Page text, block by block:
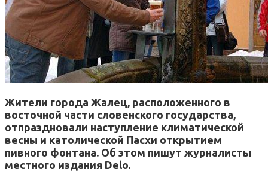
Жители города Жалец, расположенного в
восточной части словенского государства,
отпраздновали наступление климатической
весны и католической Пасхи открытием
пивного фонтана. Об этом пишут журналисты
местного издания Delo.